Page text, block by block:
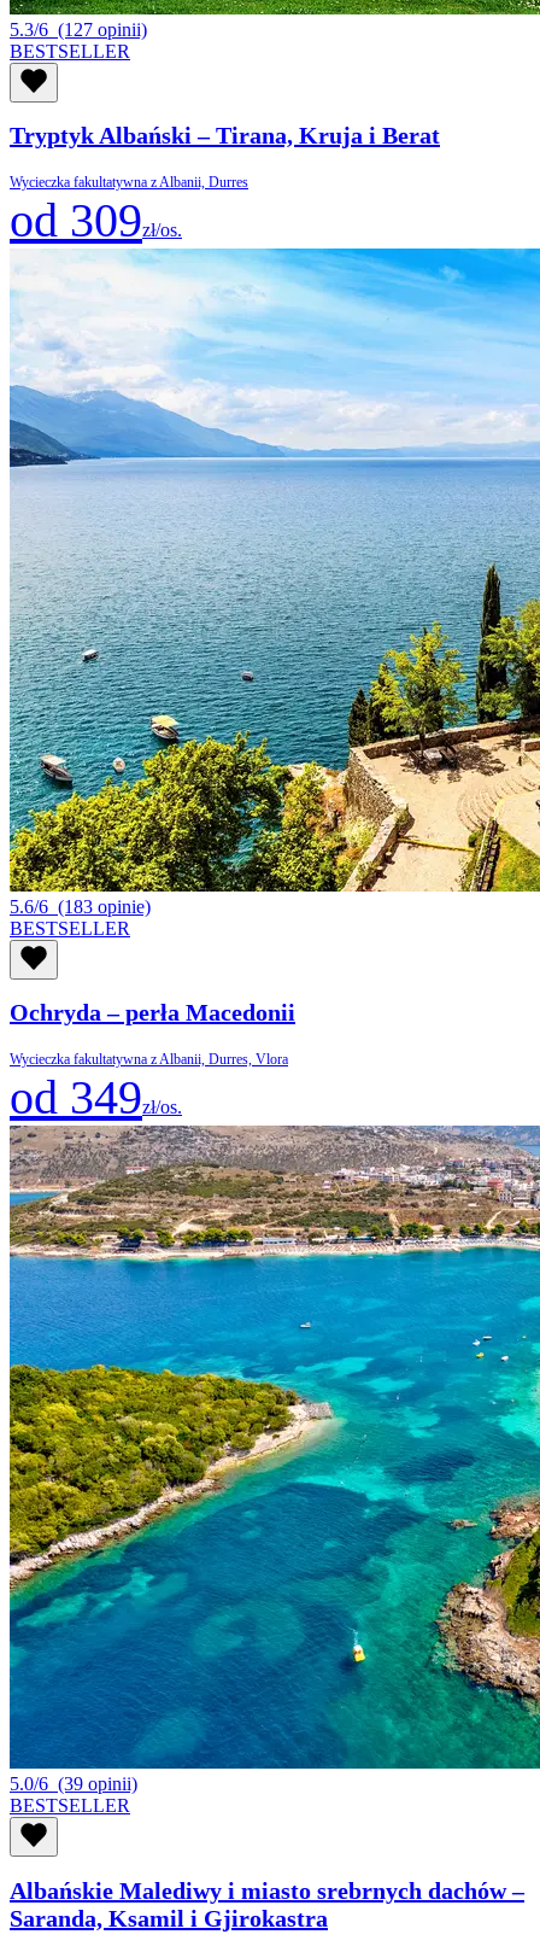
5.3/6 (127 opinii)
BESTSELLER
Tryptyk Albański – Tirana, Kruja i Berat
Wycieczka fakultatywna z Albanii, Durres
od 309zł/os.
5.6/6 (183 opinie)
BESTSELLER
Ochryda – perła Macedonii
Wycieczka fakultatywna z Albanii, Durres, Vlora
od 349zł/os.
5.0/6 (39 opinii)
BESTSELLER
Albańskie Malediwy i miasto srebrnych dachów –
Saranda, Ksamil i Gjirokastra